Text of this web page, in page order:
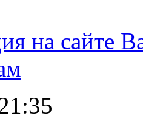
на сайте